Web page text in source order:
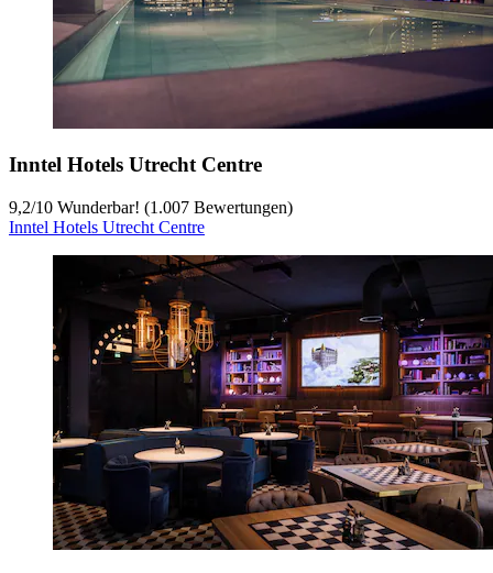
Inntel Hotels Utrecht Centre
9,2/10 Wunderbar! (1.007 Bewertungen)
Inntel Hotels Utrecht Centre